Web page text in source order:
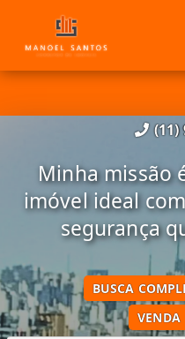
(11)
Minha missão
imóvel ideal
segurança
VENDA
BUSCA